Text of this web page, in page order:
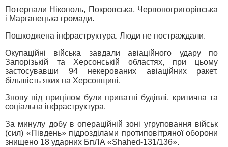
Потерпали Нікополь, Покровська, Червоногригорівська
і Марганецька громади.
Пошкоджена інфраструктура. Люди не постраждали.
Окупаційні війська завдали авіаційного удару по
Запорізькій та Херсонській областях, при цьому
застосувавши 94 некерованих авіаційних ракет,
більшість яких на Херсонщині.
Знову під прицілом були приватні будівлі, критична та
соціальна інфраструктура.
За минулу добу в операційній зоні угруповання військ
(сил) «Південь» підрозділами протиповітряної оборони
знищено 18 ударних БпЛА «Shahed-131/136».